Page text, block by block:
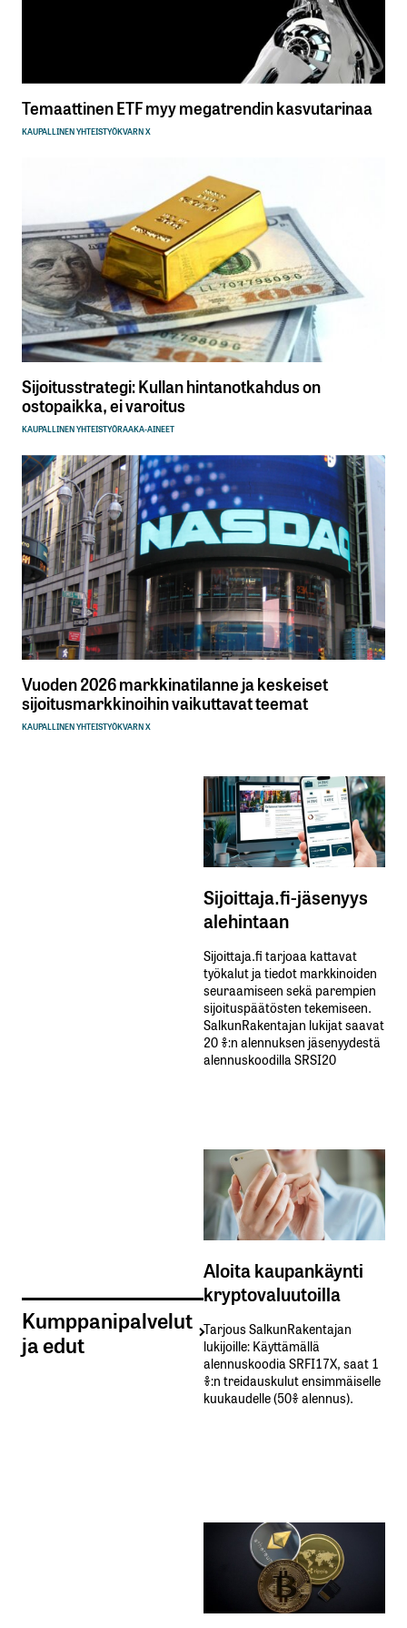
Temaattinen ETF myy megatrendin kasvutarinaa
KAUPALLINEN YHTEISTYÖKVARN X
Sijoitusstrategi: Kullan hintanotkahdus on
ostopaikka, ei varoitus
KAUPALLINEN YHTEISTYÖRAAKA-AINEET
Vuoden 2026 markkinatilanne ja keskeiset
sijoitusmarkkinoihin vaikuttavat teemat
KAUPALLINEN YHTEISTYÖKVARN X
Kumppanipalvelut
ja edut
Sijoittaja.fi-jäsenyys
alehintaan
Sijoittaja.fi tarjoaa kattavat
työkalut ja tiedot markkinoiden
seuraamiseen sekä parempien
sijoituspäätösten tekemiseen.
SalkunRakentajan lukijat saavat
20 %:n alennuksen jäsenyydestä
alennuskoodilla SRSI20
Aloita kaupankäynti
kryptovaluutoilla
Tarjous SalkunRakentajan
lukijoille: Käyttämällä​ ​
alennuskoodia​ ​SRFI17X,​ ​saat​ ​1
%:n treidauskulut​ ​ensimmäiselle​ ​
kuukaudelle​ ​(50%​ ​alennus).